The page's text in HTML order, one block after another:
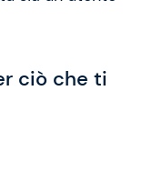
ciò che ti